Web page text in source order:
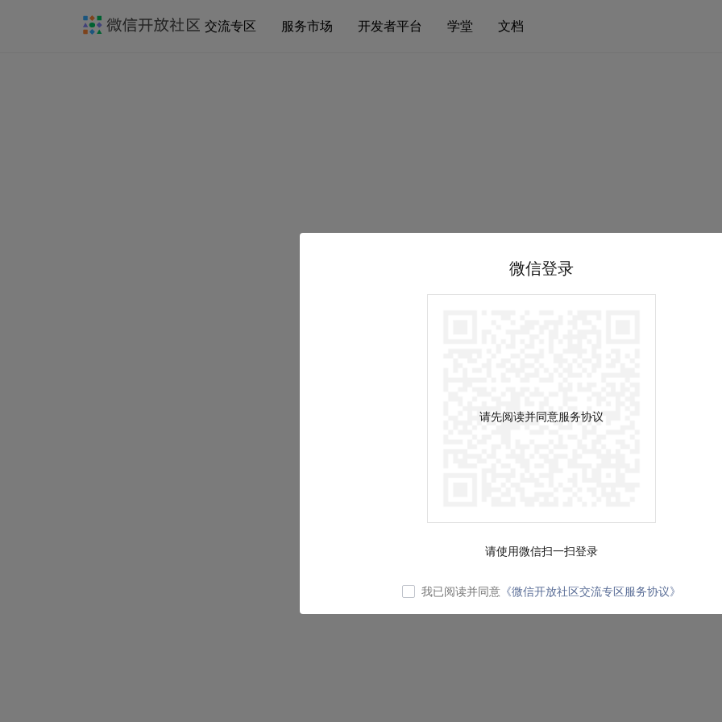
交流专区 服务市场 开发者平台 学堂 文档
微信登录
请先阅读并同意服务协议
请使用微信扫一扫登录
我已阅读并同意 《微信开放社区交流专区服务协议》